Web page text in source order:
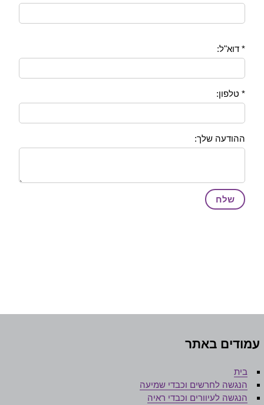
* דוא"ל:
* טלפון:
ההודעה שלך:
באתר
בית
הנגשה לחרשים וכבדי שמיעה
הנגשה לעיוורים וכבדי ראיה